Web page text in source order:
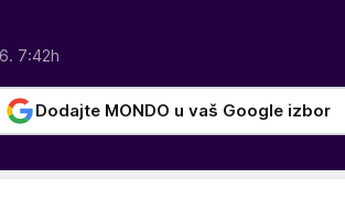
7:42h
Dodajte MONDO u vaš Google izbor